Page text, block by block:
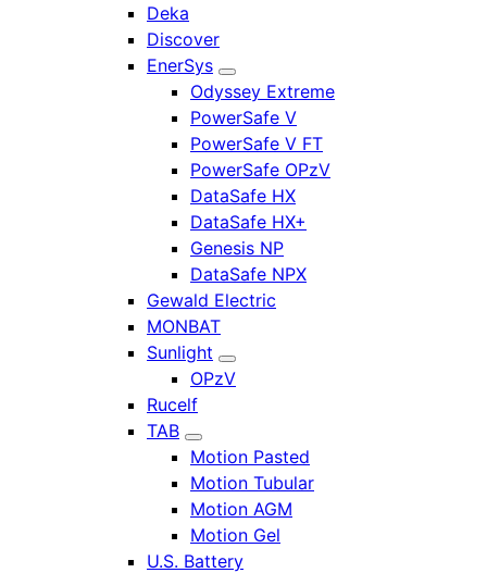
Deka
Discover
EnerSys
Odyssey Extreme
PowerSafe V
PowerSafe V FT
PowerSafe OPzV
DataSafe HX
DataSafe HX+
Genesis NP
DataSafe NPX
Gewald Electric
MONBAT
Sunlight
OPzV
Rucelf
TAB
Motion Pasted
Motion Tubular
Motion AGM
Motion Gel
U.S. Battery